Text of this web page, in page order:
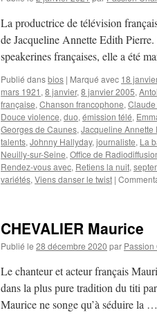
La productrice de télévision
de Jacqueline Annette Edith
speakerines françaises, elle a été
Publié dansbios | Marqué avec 18 janvier
mars 1921 , 8 janvier, 8 janvier 2005,
française, Chanson francophone,
Douce violence, duo, émission télé,
Georges de Caunes, Jacqueline Annette
talents, Johnny Hallyday, journaliste, La
Neuilly-sur-Seine, Office de
Rendez-vous avec, Retiens la nuit,
variétés, Viens danser le twist |
CHEVALIER Maurice
Publié le 28 décembre 2020 par Passion
Le chanteur et acteur français
dans la plus pure tradition du titi
Maurice ne songe qu’à séduire la …